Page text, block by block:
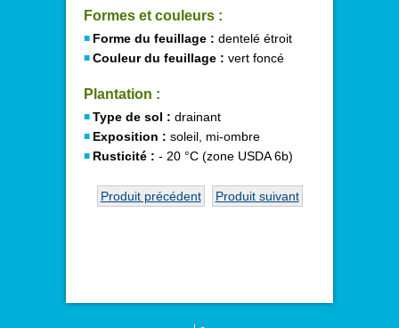
Formes et couleurs :
Forme du feuillage : dentelé étroit
Couleur du feuillage : vert foncé
Plantation :
Type de sol : drainant
Exposition : soleil, mi-ombre
Rusticité : - 20 °C (zone USDA 6b)
Produit précédent Produit suivant